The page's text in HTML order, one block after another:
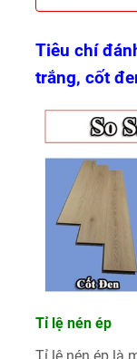
Tiêu chí
trắng, cốt
Tỉ lệ nén ép